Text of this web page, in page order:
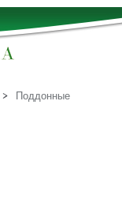
Поддонные